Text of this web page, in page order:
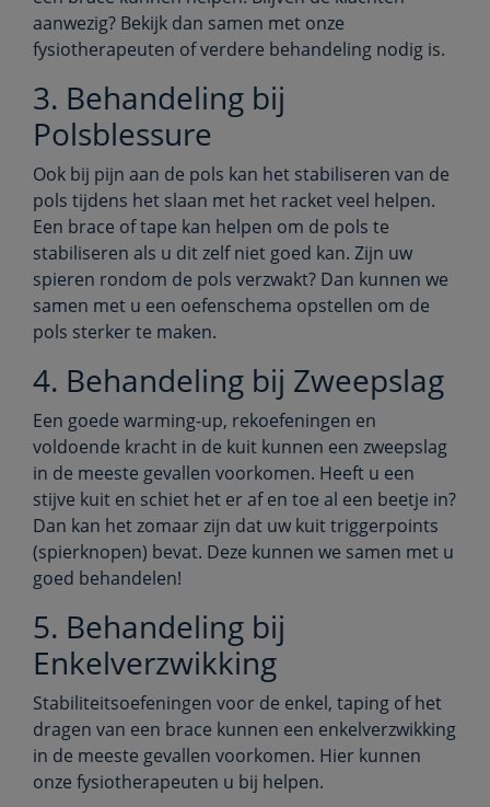
aanwezig? Bekijk dan samen met onze
fysiotherapeuten of verdere behandeling nodig is.
3. Behandeling bij
Polsblessure
Ook bij pijn aan de pols kan het stabiliseren van de
pols tijdens het slaan met het racket veel helpen.
Een brace of tape kan helpen om de pols te
stabiliseren als u dit zelf niet goed kan. Zijn uw
spieren rondom de pols verzwakt? Dan kunnen we
samen met u een oefenschema opstellen om de
pols sterker te maken.
4. Behandeling bij Zweepslag
Een goede warming-up, rekoefeningen en
voldoende kracht in de kuit kunnen een zweepslag
in de meeste gevallen voorkomen. Heeft u een
stijve kuit en schiet het er af en toe al een beetje in?
Dan kan het zomaar zijn dat uw kuit triggerpoints
(spierknopen) bevat. Deze kunnen we samen met u
goed behandelen!
5. Behandeling bij
Enkelverzwikking
Stabiliteitsoefeningen voor de enkel, taping of het
dragen van een brace kunnen een enkelverzwikking
in de meeste gevallen voorkomen. Hier kunnen
onze fysiotherapeuten u bij helpen.